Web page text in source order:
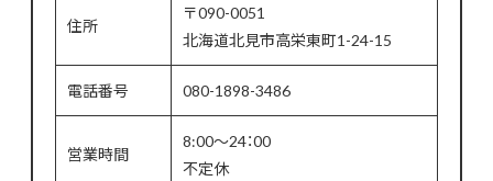
住所
〒090-0051
北海道北見市高栄東町1-24-15
電話番号 080-1898-3486
営業時間
8:00～24：00
不定休